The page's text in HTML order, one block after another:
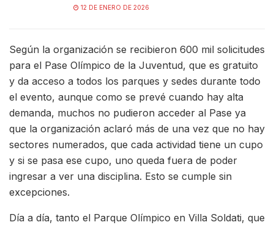
12 DE ENERO DE 2026
Según la organización se recibieron 600 mil solicitudes
para el Pase Olímpico de la Juventud, que es gratuito
y da acceso a todos los parques y sedes durante todo
el evento, aunque como se prevé cuando hay alta
demanda, muchos no pudieron acceder al Pase ya
que la organización aclaró más de una vez que no hay
sectores numerados, que cada actividad tiene un cupo
y si se pasa ese cupo, uno queda fuera de poder
ingresar a ver una disciplina. Esto se cumple sin
excepciones.
Día a día, tanto el Parque Olímpico en Villa Soldati, que